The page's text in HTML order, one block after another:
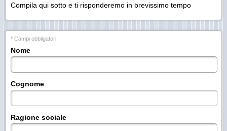
Compila qui sotto e ti risponderemo in brevissimo tempo
* Campi obbligatori
Nome
Cognome
Ragione sociale